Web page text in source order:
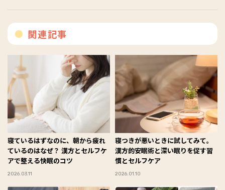
関連記事
寝ているはずなのに、朝から疲れ
ているのはなぜ？ 漢方とセルフケ
アで整える快眠のコツ
2026.03.11
寝つきが悪いときに試してみて。
漢方的安眠術と深い眠りを促す習
慣とセルフケア
2026.01.10